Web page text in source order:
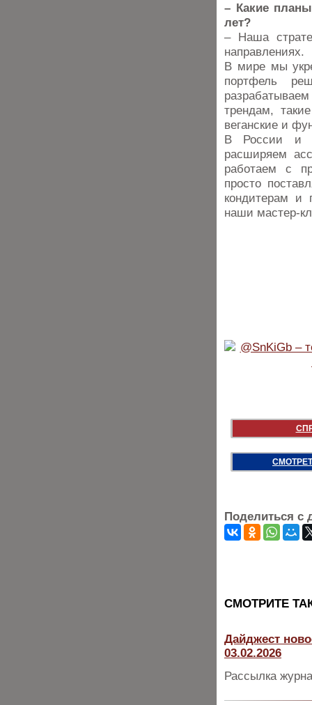
– Какие
лет?
– Наша
направлениях.
В мире мы
портфель
трендам,
веганские и
В России и
расширяем
работаем с
просто
кондитерам и
наши мастер-
Поделиться с
CМОТРИТЕ
Дайджест
03.02.2026
Рассылка